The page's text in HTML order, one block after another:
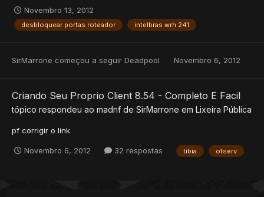
Novembro 13, 2012
desbloquear portas roteador intelbras wrh 241
SirMarrone começou a seguir Deadpool Novembro 6, 2012
Criando Seu Proprio Client 8.54 - Completo E Facil
tópico respondeu ao madnf de SirMarrone em Lixeira Pública
pf corrigir o link
Novembro 6, 2012 32 respostas tibia otserv